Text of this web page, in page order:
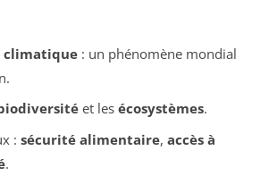
climatique: un phénomène mondial
et les écosystèmes.
: sécurité alimentaire, accès à
.